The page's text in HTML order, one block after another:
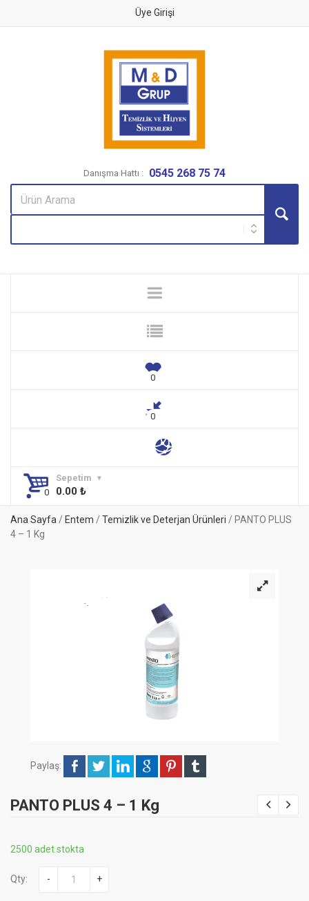
Üye Girişi
Danışma Hattı : 0545 268 75 74
Sepetim
0.00 ₺
Ana Sayfa/ Entem / Temizlik ve Deterjan Ürünleri / PANTO PLUS
4 – 1 Kg
Paylaş:
PANTO PLUS 4 – 1 Kg
2500 adet stokta
Qty: - +